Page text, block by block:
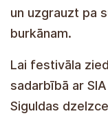
un uzgrauzt pa
burkānam.
Lai festivāla
sadarbībā ar
Siguldas